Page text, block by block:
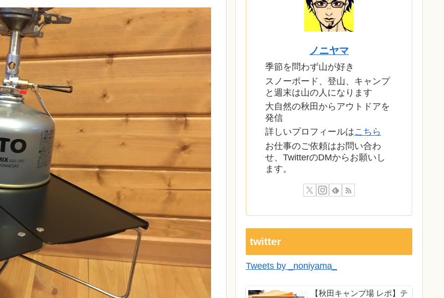
ノニヤマ
季節を問わず山が好き
スノーボード、登山、キャンプ
と週末は山の人になります
大自然の秋田からアウトドアを
発信
詳しいプロフィールはこちら
お仕事のご依頼はお問い合わ
せ、TwitterのDMからお願いし
ます。
twitter
Tweets by _noniyama_
【秋田キャンプ場 レポ】テ